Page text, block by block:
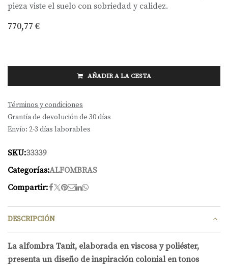
pieza viste el suelo con sobriedad y calidez.
770,77 €
AÑADIR A LA CESTA
Términos y condiciones
Grantía de devolución de 30 días
Envío: 2-3 días laborables
SKU:33339
Categorías:ALFOMBRAS
Compartir:
DESCRIPCIÓN
La alfombra Tanit, elaborada en viscosa y poliéster,
presenta un diseño de inspiración colonial en tonos